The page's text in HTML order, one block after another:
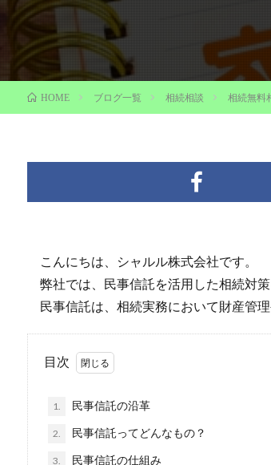
HOME ブログ一覧 相続相談 相続無料
こんにちは、シャルル株式会社です。
弊社では、民事信託を活用した相続対
民事信託は、相続実務において財産管
目次
1. 民事信託の沿革
2. 民事信託ってどんなもの？
3. 民事信託の仕組み